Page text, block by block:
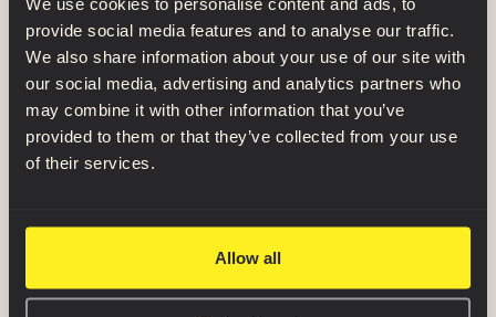
provide social media features and to analyse our traffic.
We also share information about your use of our site with
our social media, advertising and analytics partners who
may combine it with other information that you’ve
provided to them or that they’ve collected from your use
of their services.
Allow all
d’examiner chaque bras individuellement. De
plus, toutes les parties médiales du bras
redressé deviennent visibles sous tous les
angles, sans que le torse ne bloque la vue.
Modèle 3D de muscle de la jambe
De même, il existe deux modèles en miroir pour
la jambe pliée et la jambe redressée de l'écorché.
Nous avons ajouté le tractus ilio-tibial et le